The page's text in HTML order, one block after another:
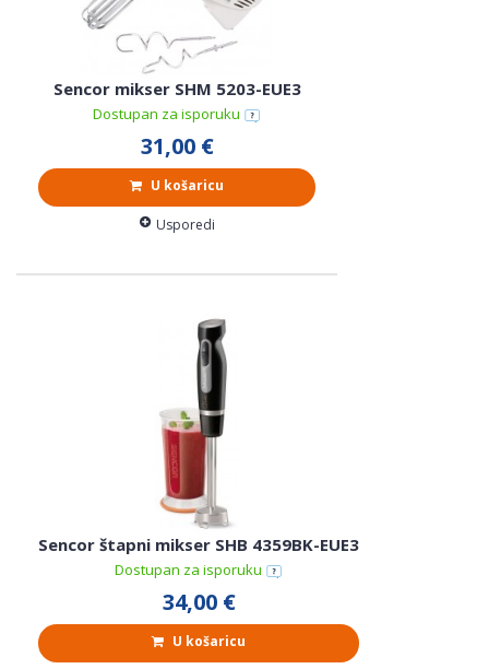
Sencor mikser SHM 5203-EUE3
Dostupan za isporuku
31,00 €
U košaricu
Usporedi
Sencor štapni mikser SHB 4359BK-EUE3
Dostupan za isporuku
34,00 €
U košaricu